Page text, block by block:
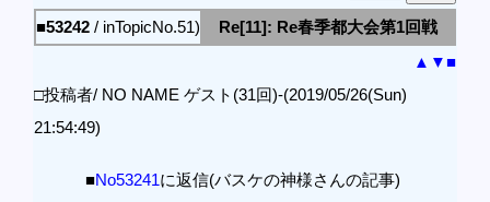
■53242 / inTopicNo.51)
Re[11]: Re春季都大会第1回戦
▲ ▼■
□投稿者/ NO NAME ゲスト(31回)-(2019/05/26(Sun)
21:54:49)
■No53241に返信(バスケの神様さんの記事)